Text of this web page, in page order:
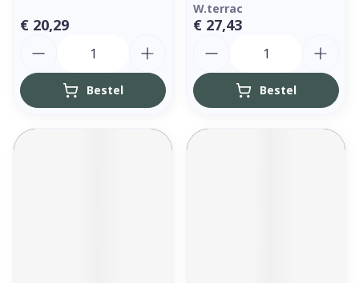
€ 20,29
Bestel
W.terrac
€ 27,43
Bestel